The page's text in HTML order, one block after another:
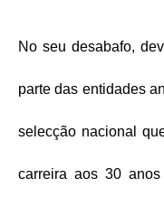
No seu desabafo,
parte das entidades
selecção nacional
carreira aos 30